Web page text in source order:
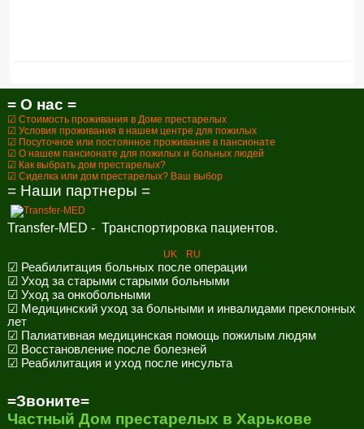
= О нас =
☑ Стоимость проживания в Доме престарелых
☑ Условия проживания в нашем центре для пожилых
☑ Посуточное или постоянное проживание в пансионате
☑ О нашем пансионате для пожилых и больных людей
☑ Как выбрать дом престарелых?
☑ Сиделка или дом престарелых? Ваш выбор
= Наши партнеры =
Transfer-MED - Транспортировка пациентов.
UK RU
☑ Реабилитация больных после операции
☑ Уход за старыми старыми больными
☑ Уход за онкобольными
☑ Медицинский уход за больными и инвалидами преклонных
лет
☑ Палиативная медицинская помощь пожилым людям
☑ Восстановление после болезней
☑ Реабилитация и уход после инсульта
=Звоните=
Частный Дом престарелых в Харькове